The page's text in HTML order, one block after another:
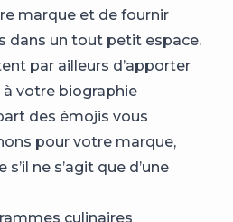
marque et de fournir
dans un tout petit espace.
par ailleurs d’apporter
à votre biographie
des émojis vous
pour votre marque,
ne s’agit que d’une
culinaires